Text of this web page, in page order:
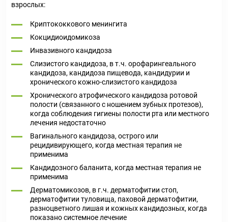
взрослых:
Криптококкового менингита
Кокцидиоидомикоза
Инвазивного кандидоза
Слизистого кандидоза, в т.ч. орофарингеального
кандидоза, кандидоза пищевода, кандидурии и
хронического кожно-слизистого кандидоза
Хронического атрофического кандидоза ротовой
полости (связанного с ношением зубных протезов),
когда соблюдения гигиены полости рта или местного
лечения недостаточно
Вагинального кандидоза, острого или
рецидивирующего, когда местная терапия не
применима
Кандидозного баланита, когда местная терапия не
применима
Дерматомикозов, в г.ч. дерматофитии стоп,
дерматофитии туловища, паховой дерматофитии,
разноцветного лишая и кожных кандидозных, когда
показано системное лечение